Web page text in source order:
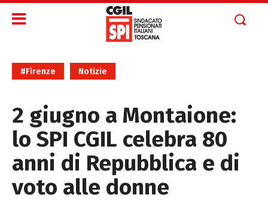
#Firenze Notizie
2 giugno a Montaione:
lo SPI CGIL celebra 80
anni di Repubblica e di
voto alle donne